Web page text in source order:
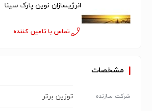
انرژیسازان نوین پارک سینا
تماس با تامین کننده
مشخصات
شرکت سازنده توزین برتر